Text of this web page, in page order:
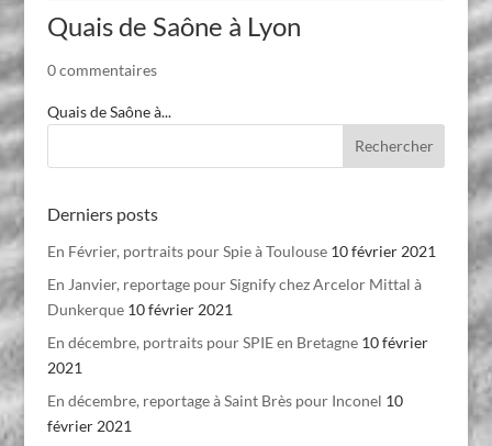
Quais de Saône à Lyon
0 commentaires
Quais de Saône à...
Derniers posts
En Février, portraits pour Spie à Toulouse 10 février 2021
En Janvier, reportage pour Signify chez Arcelor Mittal à
Dunkerque 10 février 2021
En décembre, portraits pour SPIE en Bretagne 10 février
2021
En décembre, reportage à Saint Brès pour Inconel 10
février 2021